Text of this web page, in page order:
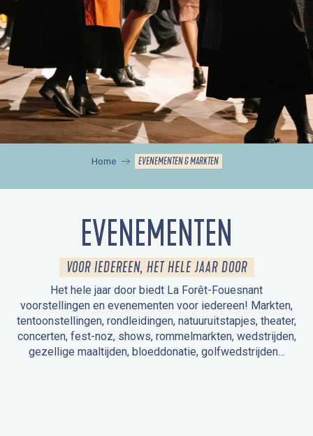
Home EVENEMENTEN & MARKTEN
EVENEMENTEN
VOOR IEDEREEN, HET HELE JAAR DOOR
Het hele jaar door biedt La Forêt-Fouesnant
voorstellingen en evenementen voor iedereen! Markten,
tentoonstellingen, rondleidingen, natuuruitstapjes, theater,
concerten, fest-noz, shows, rommelmarkten, wedstrijden,
gezellige maaltijden, bloeddonatie, golfwedstrijden…